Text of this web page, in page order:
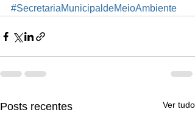
#SecretariaMunicipaldeMeioAmbiente
Posts recentes Ver tudo